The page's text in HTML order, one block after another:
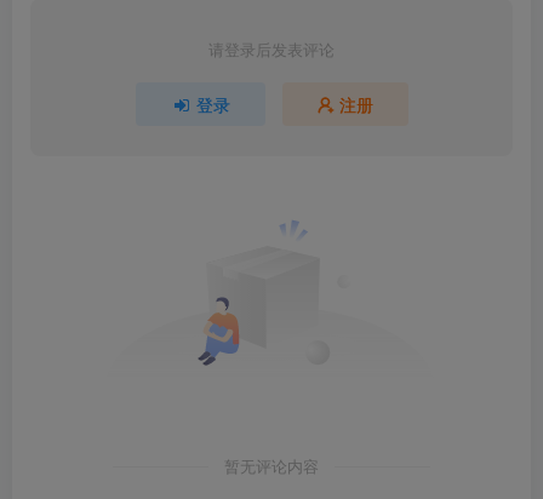
请登录后发表评论
登录 注册
暂无评论内容